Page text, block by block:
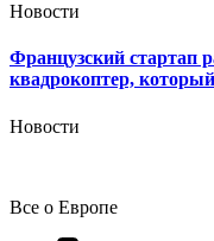
Новости
Французский стартап
квадрокоптер,
Новости
Все о Европе